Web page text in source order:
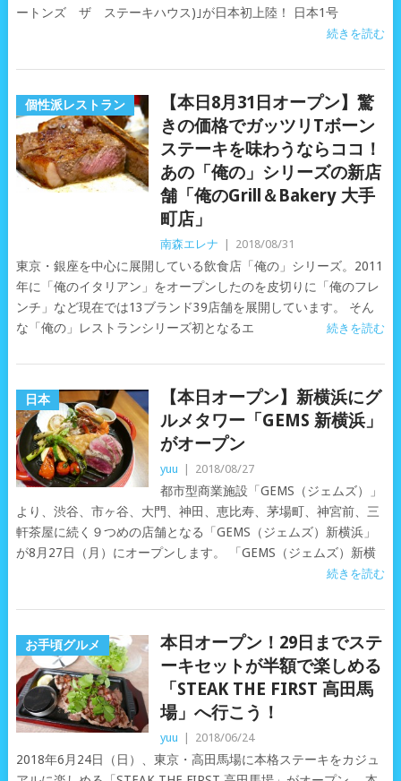
ートンズ ザ ステーキハウス)｣が日本初上陸！ 日本1号
続きを読む
個性派レストラン
【本日8月31日オープン】驚
きの価格でガッツリTボーン
ステーキを味わうならココ！
あの「俺の」シリーズの新店
舗「俺のGrill＆Bakery 大手
町店」
南森エレナ 2018/08/31
東京・銀座を中心に展開している飲食店「俺の」シリーズ。2011
年に「俺のイタリアン」をオープンしたのを皮切りに「俺のフレ
ンチ」など現在では13ブランド39店舗を展開しています。 そん
な「俺の」レストランシリーズ初となるエ
続きを読む
日本
【本日オープン】新横浜にグ
ルメタワー「GEMS 新横浜」
がオープン
yuu 2018/08/27
都市型商業施設「GEMS（ジェムズ）」
より、渋谷、市ヶ谷、大門、神田、恵比寿、茅場町、神宮前、三
軒茶屋に続く９つめの店舗となる「GEMS（ジェムズ）新横浜」
が8月27日（月）にオープンします。 「GEMS（ジェムズ）新横
続きを読む
お手頃グルメ
本日オープン！29日までステ
ーキセットが半額で楽しめる
「STEAK THE FIRST 高田馬
場」へ行こう！
yuu 2018/06/24
2018年6月24日（日）、東京・高田馬場に本格ステーキをカジュ